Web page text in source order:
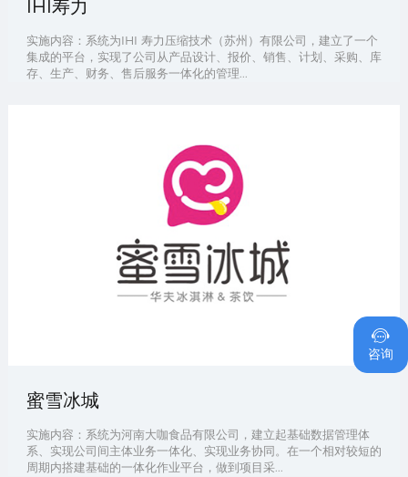
IHI寿力
实施内容：系统为IHI 寿力压缩技术（苏州）有限公司，建立了一个
集成的平台，实现了公司从产品设计、报价、销售、计划、采购、库
存、生产、财务、售后服务一体化的管理...
蜜雪冰城
实施内容：系统为河南大咖食品有限公司，建立起基础数据管理体
系、实现公司间主体业务一体化、实现业务协同。在一个相对较短的
周期内搭建基础的一体化作业平台，做到项目采...

咨询